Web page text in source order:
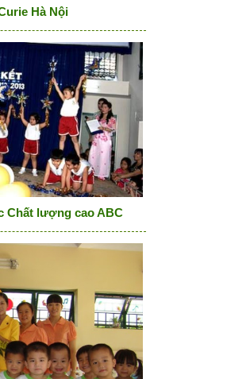
Hà Nội
Chất lượng cao ABC